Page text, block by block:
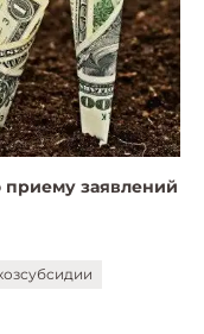
приему заявлений